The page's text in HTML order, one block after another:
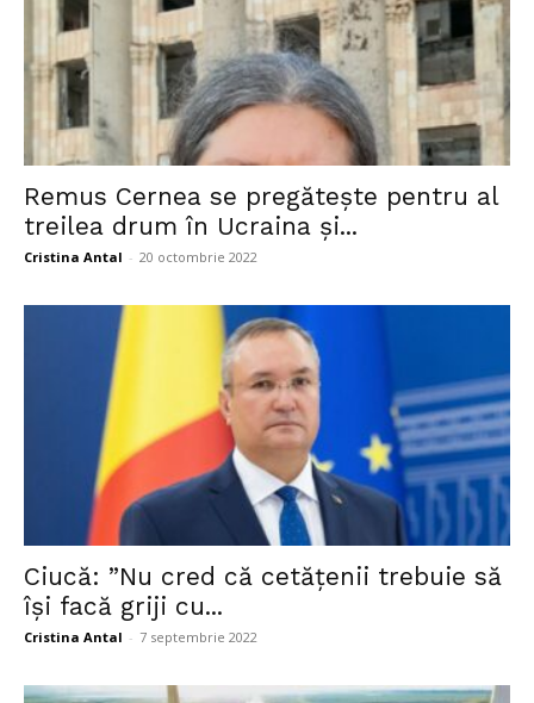
Investigații
Remus Cernea se pregătește pentru al
treilea drum în Ucraina și...
Cristina Antal - 20 octombrie 2022
Ciucă: ”Nu cred că cetățenii trebuie să
își facă griji cu...
Cristina Antal - 7 septembrie 2022